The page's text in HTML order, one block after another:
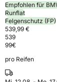
Empfohlen für
Runflat
Felgenschutz (FP)
539,99 €
539
99€
pro Reifen